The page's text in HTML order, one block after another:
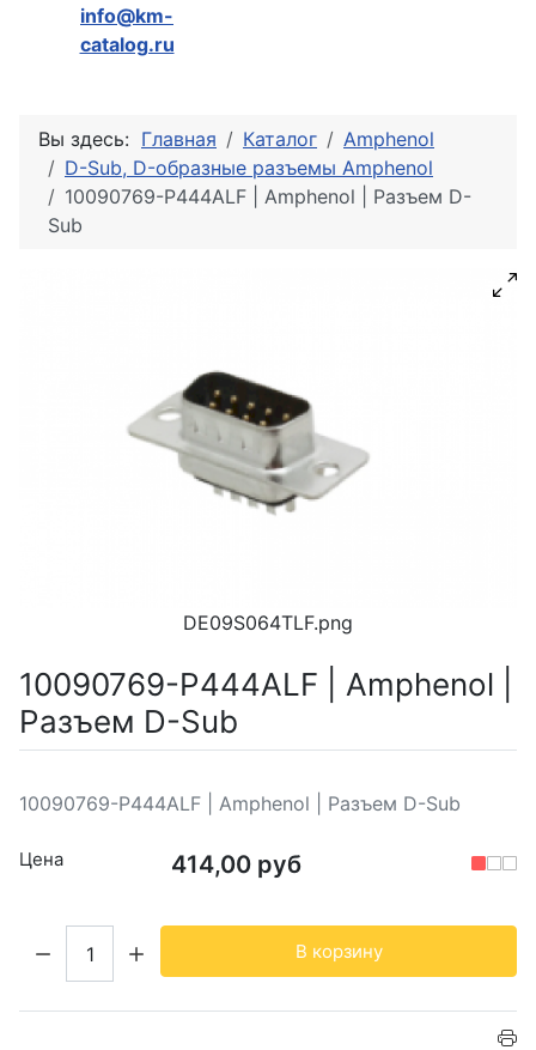
info@km-
catalog.ru
Вы здесь: Главная Каталог
Amphenol
D-Sub, D-образные разъемы Amphenol
10090769-P444ALF | Amphenol | Разъем D-
Sub
DE09S064TLF.png
10090769-P444ALF | Amphenol |
Разъем D-Sub
10090769-P444ALF | Amphenol | Разъем D-Sub
Цена 414,00 руб
В корзину